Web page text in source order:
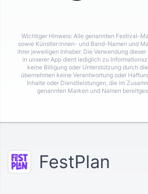
Wichtiger Hinweis: Alle genannten Festival-
sowie Künstler:innen- und Band-Namen und
ihrer jeweiligen Inhaber. Die Verwendung
in unserer App dient lediglich zu
keine Billigung oder Unterstützung durch
übernehmen keine Verantwortung oder
Inhalte oder Dienstleistungen, die im
genannten Marken und Namen
FestPlan